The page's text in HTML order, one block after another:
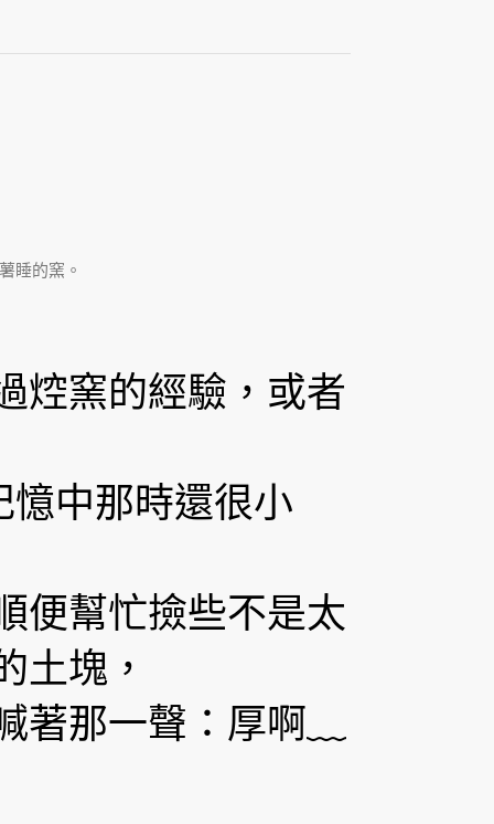
睡的窯。
焢窯的經驗，或者
中那時還很小
便幫忙撿些不是太
土塊，
那一聲：厚啊﹏